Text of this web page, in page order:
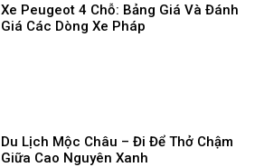
Xe Peugeot 4 Chỗ: Bảng Giá Và Đánh
Giá Các Dòng Xe Pháp
Du Lịch Mộc Châu – Đi Để Thở Chậm
Giữa Cao Nguyên Xanh